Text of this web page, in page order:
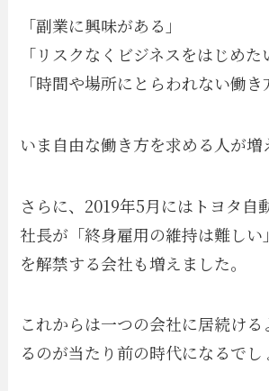
「副業に興味がある」
「リスクなくビジネスをはじめた
「時間や場所にとらわれない働き
いま自由な働き方を求める人が増
さらに、2019年5月にはトヨタ自
社長が「終身雇用の維持は難しい
を解禁する会社も増えました。
これからは一つの会社に居続け
るのが当たり前の時代になるでし